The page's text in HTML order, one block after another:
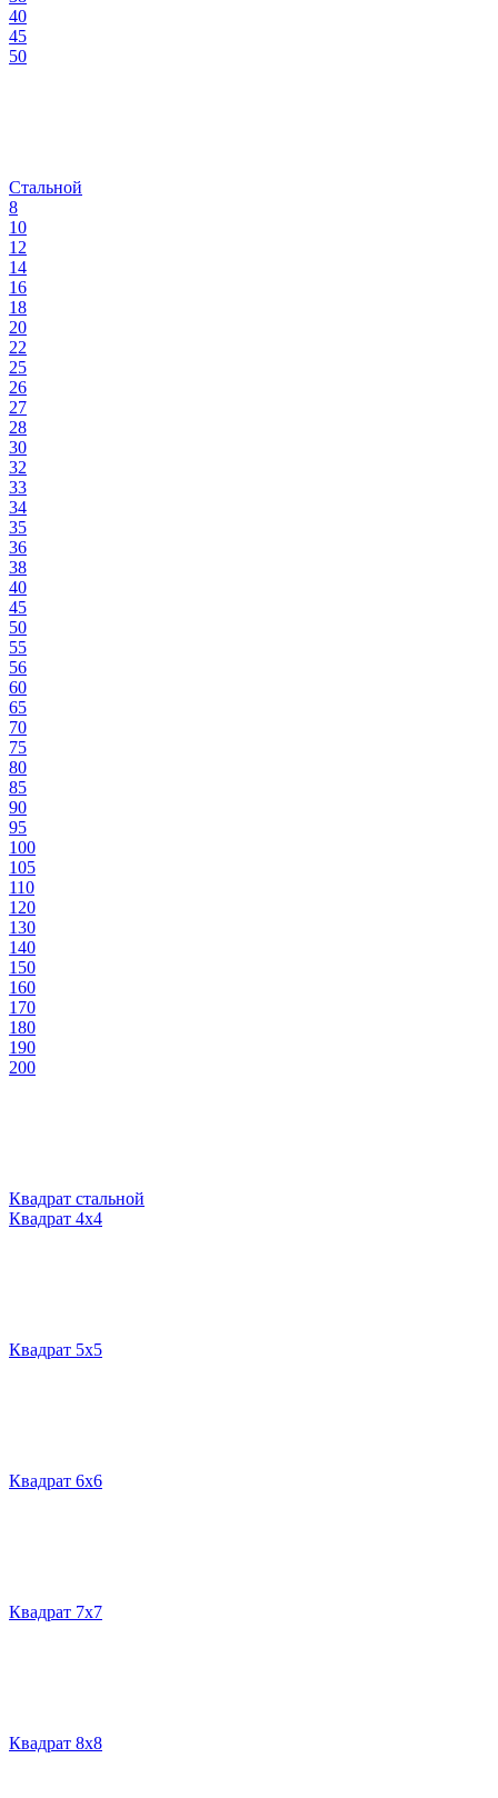
40
45
50
Стальной
8
10
12
14
16
18
20
22
25
26
27
28
30
32
33
34
35
36
38
40
45
50
55
56
60
65
70
75
80
85
90
95
100
105
110
120
130
140
150
160
170
180
190
200
Квадрат стальной
Квадрат 4х4
Квадрат 5х5
Квадрат 6х6
Квадрат 7х7
Квадрат 8х8